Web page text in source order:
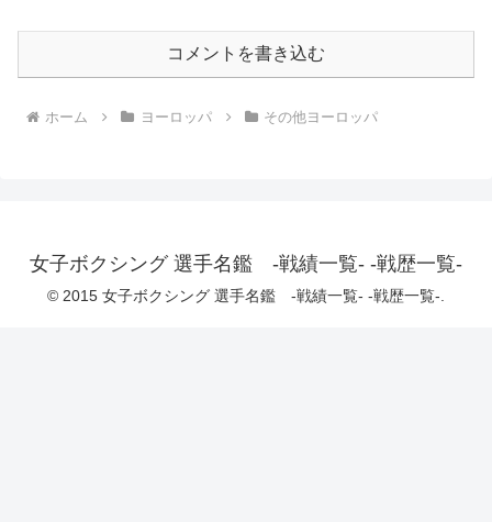
コメントを書き込む
ホーム ヨーロッパ その他ヨーロッパ
女子ボクシング 選手名鑑 -戦績一覧- -戦歴一覧-
© 2015 女子ボクシング 選手名鑑 -戦績一覧- -戦歴一覧-.